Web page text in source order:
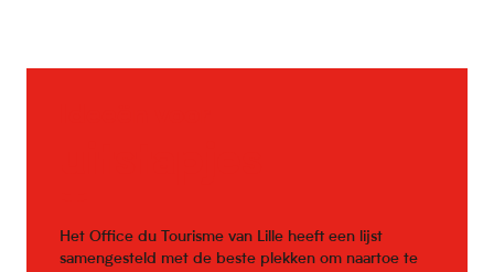
Het Office du Tourisme van Lille heeft een lijst
samengesteld met de beste plekken om naartoe te